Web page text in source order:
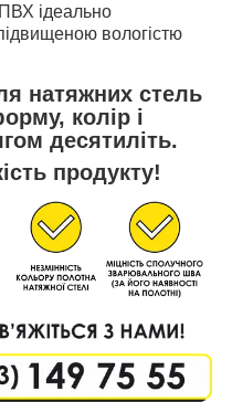
ідеально
вологістю
натяжних стель
колір і
десятиліть.
продукту!